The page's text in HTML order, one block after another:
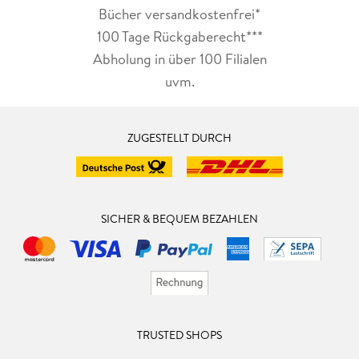
Bücher versandkostenfrei*
100 Tage Rückgaberecht***
Abholung in über 100 Filialen
uvm.
ZUGESTELLT DURCH
SICHER & BEQUEM BEZAHLEN
TRUSTED SHOPS